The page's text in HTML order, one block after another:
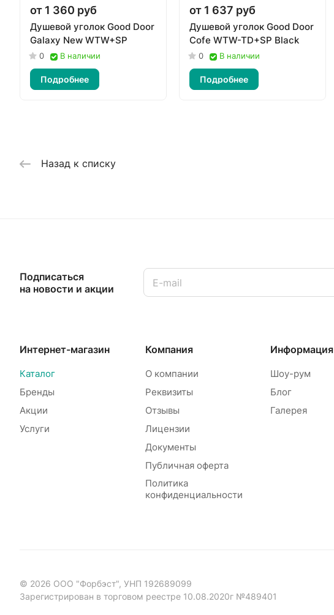
от 1 360 руб
Душевой уголок Good Door
Galaxy New WTW+SP
0 В наличии
Подробнее
от 1 637 руб
Душевой уголок Good Door
Cofe WTW-TD+SP Black
0 В наличии
Подробнее
Назад к списку
Подписаться
на новости и акции
Интернет-магазин
Каталог
Бренды
Акции
Услуги
Компания
О компании
Реквизиты
Отзывы
Лицензии
Документы
Публичная оферта
Политика
конфиденциальности
Информация
Шоу-рум
Блог
Галерея
© 2026 ООО "Форбэст", УНП 192689099
Зарегистрирован в торговом реестре 10.08.2020г №489401